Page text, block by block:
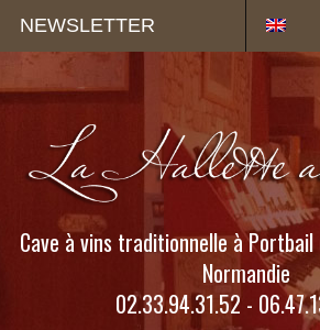
NEWSLETTER
Cave à vins traditionnelle à
Normandie
02.33.94.31.52 -
Panneau de gestion des cookies